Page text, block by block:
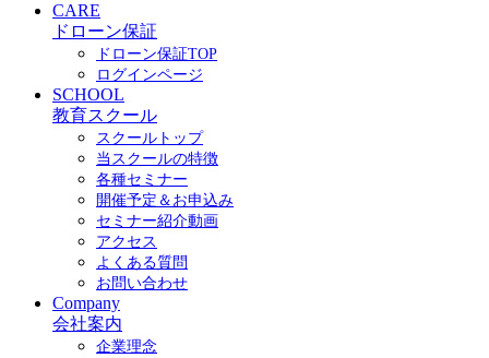
CARE
ドローン保証
ドローン保証TOP
ログインページ
SCHOOL
教育スクール
スクールトップ
当スクールの特徴
各種セミナー
開催予定＆お申込み
セミナー紹介動画
アクセス
よくある質問
お問い合わせ
Company
会社案内
企業理念